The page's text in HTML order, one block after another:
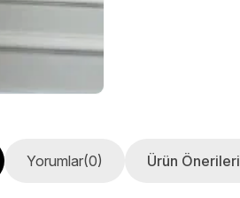
Yorumlar(0) Ürün Önerileri